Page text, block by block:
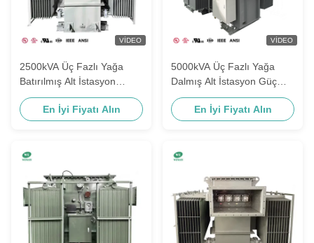
VIDEO
2500kVA Üç Fazlı Yağa
Batırılmış Alt İstasyon
Transformörü 11kV'den
433V'ye Düşer
En İyi Fiyatı Alın
VIDEO
5000kVA Üç Fazlı Yağa
Dalmış Alt İstasyon Güç
Transformörü 33kv/13.8kV
ANSI IEEE Standartları
En İyi Fiyatı Alın